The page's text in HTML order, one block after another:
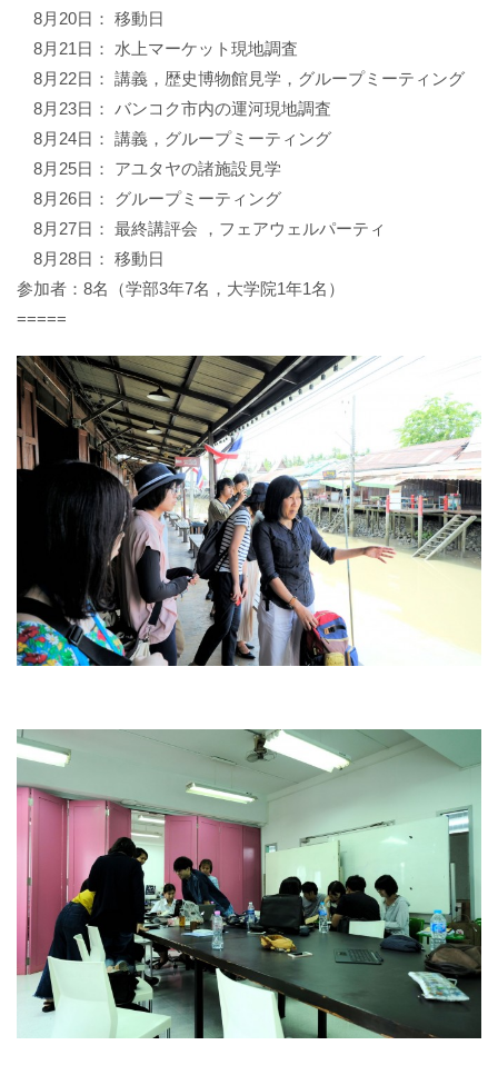
8月20日： 移動日
8月21日： 水上マーケット現地調査
8月22日： 講義，歴史博物館見学，グループミーティング
8月23日： バンコク市内の運河現地調査
8月24日： 講義，グループミーティング
8月25日： アユタヤの諸施設見学
8月26日： グループミーティング
8月27日： 最終講評会 ，フェアウェルパーティ
8月28日： 移動日
参加者：8名（学部3年7名，大学院1年1名）
=====